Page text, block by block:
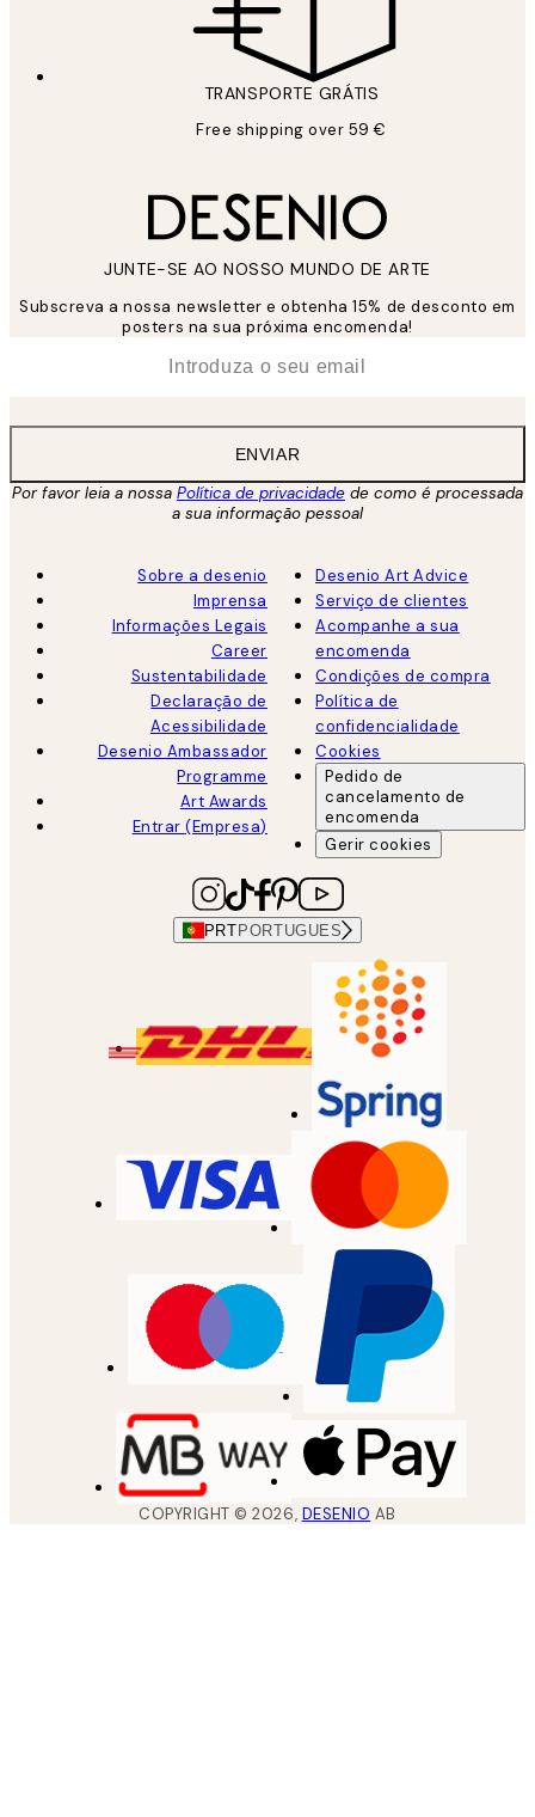
TRANSPORTE GRÁTIS
Free shipping over 59 €
JUNTE-SE AO NOSSO MUNDO DE ARTE
Subscreva a nossa newsletter e obtenha 15% de desconto em
posters na sua próxima encomenda!
ENVIAR
Por favor leia a nossa Política de privacidade de como é processada
a sua informação pessoal
Sobre a desenio
Imprensa
Informações Legais
Career
Sustentabilidade
Declaração de
Acessibilidade
Desenio Ambassador
Programme
Art Awards
Entrar (Empresa)
Desenio Art Advice
Serviço de clientes
Acompanhe a sua
encomenda
Condições de compra
Política de
confidencialidade
Cookies
Pedido de
cancelamento de
encomenda
Gerir cookies
PRT PORTUGUES
COPYRIGHT ©2026, DESENIO AB